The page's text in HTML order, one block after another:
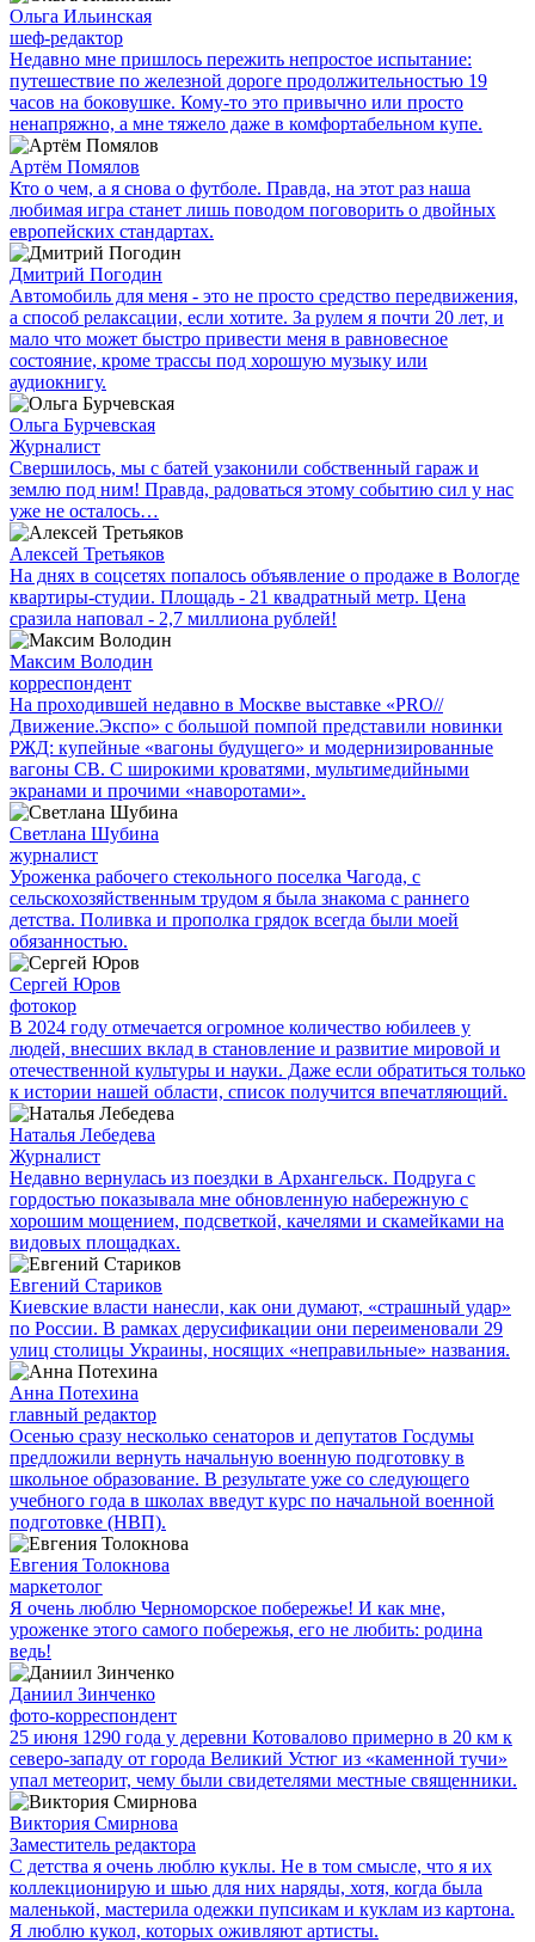
Ольга Ильинская
шеф-редактор
Недавно мне пришлось пережить непростое испытание:
путешествие по железной дороге продолжительностью 19
часов на боковушке. Кому-то это привычно или просто
ненапряжно, а мне тяжело даже в комфортабельном купе.
Артём Помялов
Кто о чем, а я снова о футболе. Правда, на этот раз наша
любимая игра станет лишь поводом поговорить о двойных
европейских стандартах.
Дмитрий Погодин
Автомобиль для меня - это не просто средство передвижения,
а способ релаксации, если хотите. За рулем я почти 20 лет, и
мало что может быстро привести меня в равновесное
состояние, кроме трассы под хорошую музыку или
аудиокнигу.
Ольга Бурчевская
Журналист
Свершилось, мы с батей узаконили собственный гараж и
землю под ним! Правда, радоваться этому событию сил у нас
уже не осталось…
Алексей Третьяков
На днях в соцсетях попалось объявление о продаже в Вологде
квартиры-студии. Площадь - 21 квадратный метр. Цена
сразила наповал - 2,7 миллиона рублей!
Максим Володин
корреспондент
На проходившей недавно в Мос­кве выставке «PRO//
Движение.Экспо» с большой помпой представили новинки
РЖД: купейные «вагоны будущего» и модернизированные
вагоны СВ. С широкими кроватями, мультимедийными
экранами и прочими «наворотами».
Светлана Шубина
журналист
Уроженка рабочего стекольного поселка Чагода, с
сельскохозяйственным трудом я была знакома с раннего
детства. Поливка и прополка грядок всегда были моей
обязанностью.
Сергей Юров
фотокор
В 2024 году отмечается огромное количество юбилеев у
людей, внесших вклад в становление и развитие мировой и
отечественной культуры и науки. Даже если обратиться только
к истории нашей области, список получится впечатляющий.
Наталья Лебедева
Журналист
Недавно вернулась из поездки в Архангельск. Подруга с
гордостью показывала мне обновленную набережную с
хорошим мощением, подсветкой, качелями и скамейками на
видовых площадках.
Евгений Стариков
Киевские власти нанесли, как они думают, «страшный удар»
по России. В рамках дерусификации они переименовали 29
улиц столицы Украины, носящих «неправильные» названия.
Анна Потехина
главный редактор
Осенью сразу несколько сенаторов и депутатов Госдумы
предложили вернуть начальную военную подготовку в
школьное образование. В результате уже со следующего
учебного года в школах введут курс по начальной военной
подготовке (НВП).
Евгения Толокнова
маркетолог
Я очень люблю Черноморское побережье! И как мне,
уроженке этого самого побережья, его не любить: родина
ведь!
Даниил Зинченко
фото-корреспондент
25 июня 1290 года у деревни Котовалово примерно в 20 км к
северо-западу от города Великий Устюг из «каменной тучи»
упал метеорит, чему были свидетелями местные священники.
Виктория Смирнова
Заместитель редактора
С детства я очень люблю куклы. Не в том смысле, что я их
коллекционирую и шью для них наряды, хотя, когда была
маленькой, мастерила одежки пупсикам и куклам из картона.
Я люблю кукол, которых оживляют артисты.